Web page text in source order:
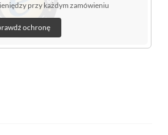
przy każdym zamówieniu
ochronę